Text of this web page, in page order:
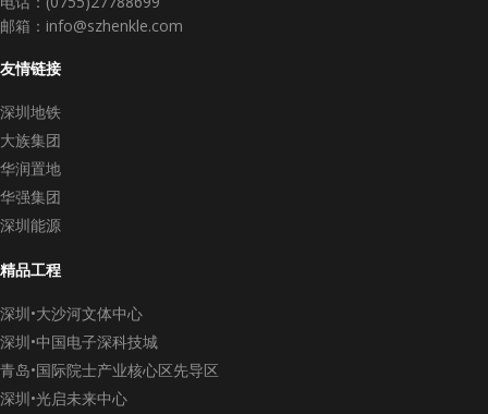
邮箱：info@szhenkle.com
友情链接
深圳地铁
大族集团
华润置地
华强集团
深圳能源
精品工程
深圳•大沙河文体中心
深圳•中国电子深科技城
青岛•国际院士产业核心区先导区
深圳•光启未来中心